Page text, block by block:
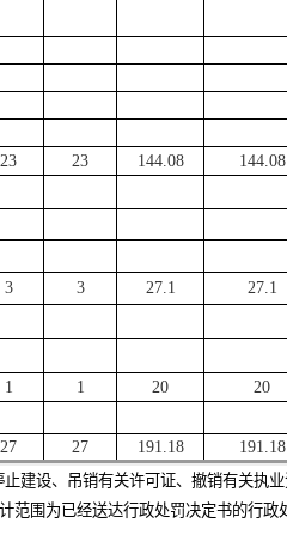
23 23 144.08 144.08
3 3 27.1 27.1
1 1 20 20
27 27 191.18 191.18
建设、吊销有关许可证、撤销有关执
范围为已经送达行政处罚决定书的行政